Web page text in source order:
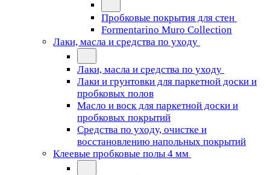
Пробковые покрытия для стен
Formentarino Muro Collection
Лаки, масла и средства по уходу
Лаки, масла и средства по уходу
Лаки и грунтовки для паркетной доски и
пробковых полов
Масло и воск для паркетной доски и
пробковых покрытий
Средства по уходу, очистке и
восстановлению напольных покрытий
Клеевые пробковые полы 4 мм